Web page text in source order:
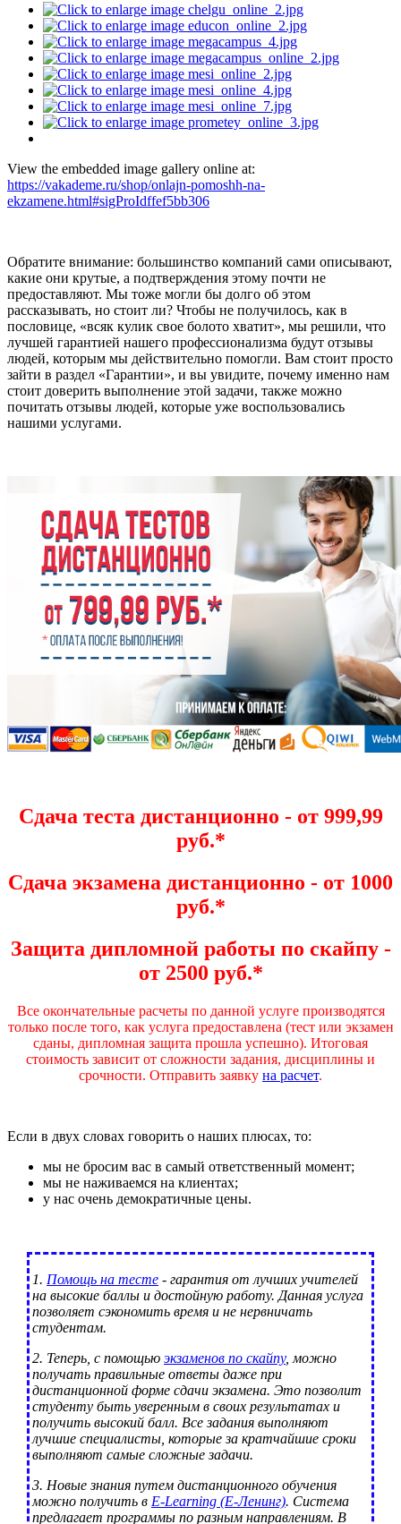
View the embedded image gallery online at:
https://vakademe.ru/shop/onlajn-pomoshh-na-
ekzamene.html#sigProIdffef5bb306
Обратите внимание: большинство компаний сами описывают,
какие они крутые, а подтверждения этому почти не
предоставляют. Мы тоже могли бы долго об этом
рассказывать, но стоит ли? Чтобы не получилось, как в
пословице, «всяк кулик свое болото хватит», мы решили, что
лучшей гарантией нашего профессионализма будут отзывы
людей, которым мы действительно помогли. Вам стоит просто
зайти в раздел «Гарантии», и вы увидите, почему именно нам
стоит доверить выполнение этой задачи, также можно
почитать отзывы людей, которые уже воспользовались
нашими услугами.
Сдача теста дистанционно - от 999,99
руб.*
Сдача экзамена дистанционно - от 1000
руб.*
Защита дипломной работы по скайпу -
от 2500 руб.*
Все окончательные расчеты по данной услуге производятся
только после того, как услуга предоставлена (тест или экзамен
сданы, дипломная защита прошла успешно). Итоговая
стоимость зависит от сложности задания, дисциплины и
срочности. Отправить заявку на расчет.
Если в двух словах говорить о наших плюсах, то:
мы не бросим вас в самый ответственный момент;
мы не наживаемся на клиентах;
у нас очень демократичные цены.
1. Помощь на тесте - гарантия от лучших учителей
на высокие баллы и достойную работу. Данная услуга
позволяет сэкономить время и не нервничать
студентам.
2. Теперь, с помощью экзаменов по скайпу, можно
получать правильные ответы даже при
дистанционной форме сдачи экзамена. Это позволит
студенту быть уверенным в своих результатах и
получить высокий балл. Все задания выполняют
лучшие специалисты, которые за кратчайшие сроки
выполняют самые сложные задачи.
3. Новые знания путем дистанционного обучения
можно получить в E-Learning (Е-Ленинг). Система
предлагает программы по разным направлениям. В